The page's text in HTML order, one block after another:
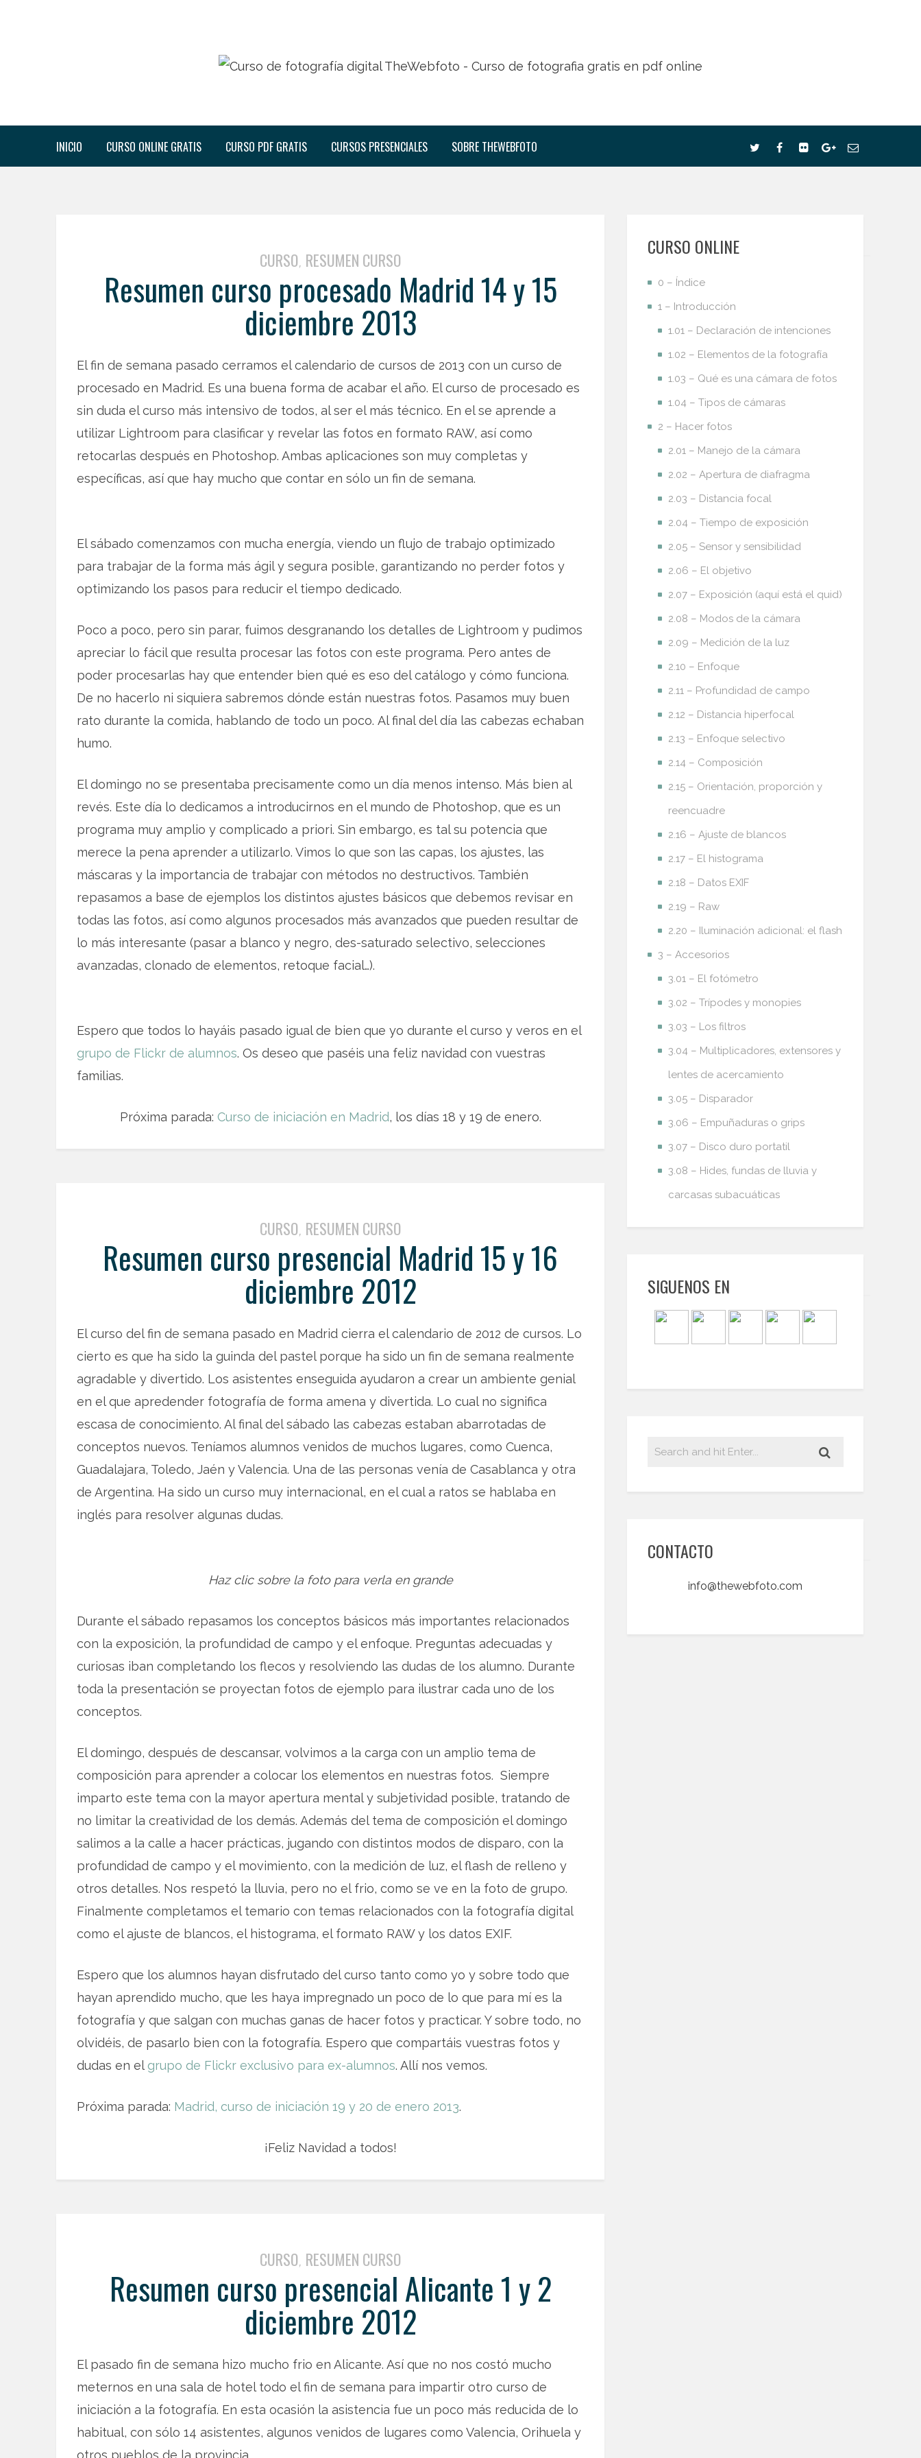
INICIO CURSO ONLINE GRATIS CURSO PDF GRATIS CURSOS PRESENCIALES SOBRE THEWEBFOTO
CURSO, RESUMEN CURSO
Resumen curso procesado Madrid 14 y 15
diciembre 2013
El fin de semana pasado cerramos el calendario de cursos de 2013 con un curso de
procesado en Madrid. Es una buena forma de acabar el año. El curso de procesado es
sin duda el curso más intensivo de todos, al ser el más técnico. En el se aprende a
utilizar Lightroom para clasificar y revelar las fotos en formato RAW, así como
retocarlas después en Photoshop. Ambas aplicaciones son muy completas y
específicas, así que hay mucho que contar en sólo un fin de semana.
El sábado comenzamos con mucha energía, viendo un flujo de trabajo optimizado
para trabajar de la forma más ágil y segura posible, garantizando no perder fotos y
optimizando los pasos para reducir el tiempo dedicado.
Poco a poco, pero sin parar, fuimos desgranando los detalles de Lightroom y pudimos
apreciar lo fácil que resulta procesar las fotos con este programa. Pero antes de
poder procesarlas hay que entender bien qué es eso del catálogo y cómo funciona.
De no hacerlo ni siquiera sabremos dónde están nuestras fotos. Pasamos muy buen
rato durante la comida, hablando de todo un poco. Al final del día las cabezas echaban
humo.
El domingo no se presentaba precisamente como un día menos intenso. Más bien al
revés. Este día lo dedicamos a introducirnos en el mundo de Photoshop, que es un
programa muy amplio y complicado a priori. Sin embargo, es tal su potencia que
merece la pena aprender a utilizarlo. Vimos lo que son las capas, los ajustes, las
máscaras y la importancia de trabajar con métodos no destructivos. También
repasamos a base de ejemplos los distintos ajustes básicos que debemos revisar en
todas las fotos, así como algunos procesados más avanzados que pueden resultar de
lo más interesante (pasar a blanco y negro, des-saturado selectivo, selecciones
avanzadas, clonado de elementos, retoque facial…).
Espero que todos lo hayáis pasado igual de bien que yo durante el curso y veros en el
grupo de Flickr de alumnos. Os deseo que paséis una feliz navidad con vuestras
familias.
Próxima parada: Curso de iniciación en Madrid, los días 18 y 19 de enero.
CURSO, RESUMEN CURSO
Resumen curso presencial Madrid 15 y 16
diciembre 2012
El curso del fin de semana pasado en Madrid cierra el calendario de 2012 de cursos. Lo
cierto es que ha sido la guinda del pastel porque ha sido un fin de semana realmente
agradable y divertido. Los asistentes enseguida ayudaron a crear un ambiente genial
en el que apredender fotografía de forma amena y divertida. Lo cual no significa
escasa de conocimiento. Al final del sábado las cabezas estaban abarrotadas de
conceptos nuevos. Teníamos alumnos venidos de muchos lugares, como Cuenca,
Guadalajara, Toledo, Jaén y Valencia. Una de las personas venía de Casablanca y otra
de Argentina. Ha sido un curso muy internacional, en el cual a ratos se hablaba en
inglés para resolver algunas dudas.
Haz clic sobre la foto para verla en grande
Durante el sábado repasamos los conceptos básicos más importantes relacionados
con la exposición, la profundidad de campo y el enfoque. Preguntas adecuadas y
curiosas iban completando los flecos y resolviendo las dudas de los alumno. Durante
toda la presentación se proyectan fotos de ejemplo para ilustrar cada uno de los
conceptos.
El domingo, después de descansar, volvimos a la carga con un amplio tema de
composición para aprender a colocar los elementos en nuestras fotos. Siempre
imparto este tema con la mayor apertura mental y subjetividad posible, tratando de
no limitar la creatividad de los demás. Además del tema de composición el domingo
salimos a la calle a hacer prácticas, jugando con distintos modos de disparo, con la
profundidad de campo y el movimiento, con la medición de luz, el flash de relleno y
otros detalles. Nos respetó la lluvia, pero no el frio, como se ve en la foto de grupo.
Finalmente completamos el temario con temas relacionados con la fotografía digital
como el ajuste de blancos, el histograma, el formato RAW y los datos EXIF.
Espero que los alumnos hayan disfrutado del curso tanto como yo y sobre todo que
hayan aprendido mucho, que les haya impregnado un poco de lo que para mí es la
fotografía y que salgan con muchas ganas de hacer fotos y practicar. Y sobre todo, no
olvidéis, de pasarlo bien con la fotografía. Espero que compartáis vuestras fotos y
dudas en el grupo de Flickr exclusivo para ex-alumnos. Allí nos vemos.
Próxima parada: Madrid, curso de iniciación 19 y 20 de enero 2013.
¡Feliz Navidad a todos!
CURSO, RESUMEN CURSO
Resumen curso presencial Alicante 1 y 2
diciembre 2012
El pasado fin de semana hizo mucho frio en Alicante. Así que no nos costó mucho
meternos en una sala de hotel todo el fin de semana para impartir otro curso de
iniciación a la fotografía. En esta ocasión la asistencia fue un poco más reducida de lo
habitual, con sólo 14 asistentes, algunos venidos de lugares como Valencia, Orihuela y
otros pueblos de la provincia.
CURSO ONLINE
0 – Índice
1 – Introducción
1.01 – Declaración de intenciones
1.02 – Elementos de la fotografía
1.03 – Qué es una cámara de fotos
1.04 – Tipos de cámaras
2 – Hacer fotos
2.01 – Manejo de la cámara
2.02 – Apertura de diafragma
2.03 – Distancia focal
2.04 – Tiempo de exposición
2.05 – Sensor y sensibilidad
2.06 – El objetivo
2.07 – Exposición (aquí está el quid)
2.08 – Modos de la cámara
2.09 – Medición de la luz
2.10 – Enfoque
2.11 – Profundidad de campo
2.12 – Distancia hiperfocal
2.13 – Enfoque selectivo
2.14 – Composición
2.15 – Orientación, proporción y
reencuadre
2.16 – Ajuste de blancos
2.17 – El histograma
2.18 – Datos EXIF
2.19 – Raw
2.20 – Iluminación adicional: el flash
3 – Accesorios
3.01 – El fotómetro
3.02 – Trípodes y monopies
3.03 – Los filtros
3.04 – Multiplicadores, extensores y
lentes de acercamiento
3.05 – Disparador
3.06 – Empuñaduras o grips
3.07 – Disco duro portatil
3.08 – Hides, fundas de lluvia y
carcasas subacuáticas
SIGUENOS EN
CONTACTO
info@thewebfoto.com